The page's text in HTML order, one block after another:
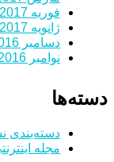
فوریه 2017
ژانویه 2017
دسامبر 2016
نوامبر 2016
دسته‌ها
دسته‌بندی
مجله